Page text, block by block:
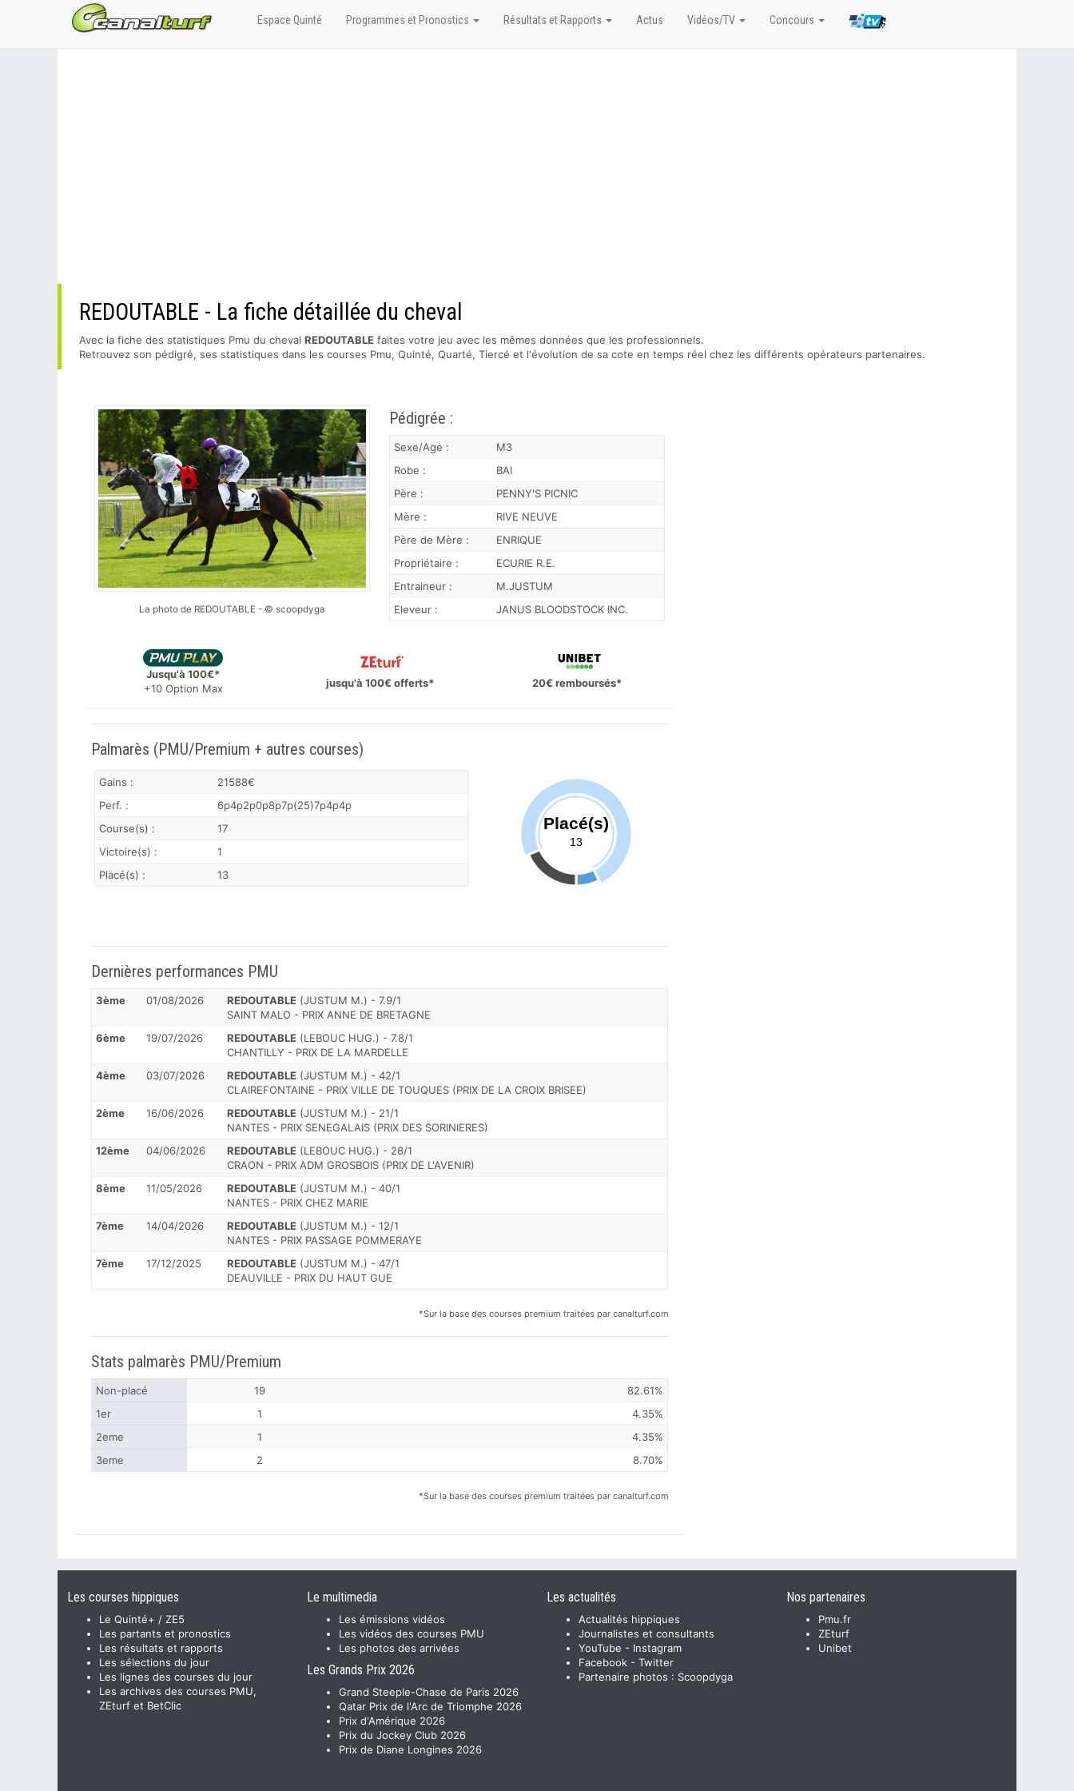
REDOUTABLE - La fiche détaillée du cheval
Avec la fiche des statistiques Pmu du cheval REDOUTABLE faites votre jeu avec les mêmes données que les professionnels.
Retrouvez son pédigré, ses statistiques dans les courses Pmu, Quinté, Quarté, Tiercé et l'évolution de sa cote en temps réel chez les différents opérateurs partenaires.
La photo de REDOUTABLE - © scoopdyga
Pédigrée :
Sexe/Age :
M3
Robe :
BAI
Père :
PENNY'S PICNIC
Mère :
RIVE NEUVE
Père de Mère :
ENRIQUE
Propriétaire :
ECURIE R.E.
Entraineur :
M.JUSTUM
Eleveur :
JANUS BLOODSTOCK INC.
Jusqu'à 100€*
+10 Option Max
jusqu'à 100€ offerts* 20€ remboursés*
Palmarès (PMU/Premium + autres courses)
Gains :
21588€
Perf. :
6p4p2p0p8p7p(25)7p4p4p
Course(s) :
17
Victoire(s) :
1
Placé(s) :
13
Placé(s)
13
Dernières performances PMU
3ème 01/08/2026 REDOUTABLE (JUSTUM M.) - 7.9/1
SAINT MALO - PRIX ANNE DE BRETAGNE
6ème
19/07/2026 REDOUTABLE (LEBOUC HUG.) - 7.8/1
CHANTILLY - PRIX DE LA MARDELLE
4ème
03/07/2026 REDOUTABLE (JUSTUM M.) - 42/1
CLAIREFONTAINE - PRIX VILLE DE TOUQUES (PRIX DE LA CROIX BRISEE)
2ème
16/06/2026 REDOUTABLE (JUSTUM M.) - 21/1
NANTES - PRIX SENEGALAIS (PRIX DES SORINIERES)
12ème
04/06/2026 REDOUTABLE (LEBOUC HUG.) - 28/1
CRAON - PRIX ADM GROSBOIS (PRIX DE L'AVENIR)
8ème
11/05/2026 REDOUTABLE (JUSTUM M.) - 40/1
NANTES - PRIX CHEZ MARIE
7ème
14/04/2026 REDOUTABLE (JUSTUM M.) - 12/1
NANTES - PRIX PASSAGE POMMERAYE
7ème
17/12/2025 REDOUTABLE (JUSTUM M.) - 47/1
DEAUVILLE - PRIX DU HAUT GUE
*Sur la base des courses premium traitées par canalturf.com
Stats palmarès PMU/Premium
Non-placé 19
82.61%
1er
1
4.35%
2eme
1
4.35%
3eme
2 8.70%
*Sur la base des courses premium traitées par canalturf.com
Espace Quinté Programmes et Pronostics Résultats et Rapports Actus Vidéos/TV Concours
Les courses hippiques
Le Quinté+ / ZE5
Les partants et pronostics
Les résultats et rapports
Les sélections du jour
Les lignes des courses du jour
Les archives des courses PMU,
ZEturf et BetClic
Le multimedia
Les émissions vidéos
Les vidéos des courses PMU
Les photos des arrivées
Les Grands Prix 2026
Grand Steeple-Chase de Paris 2026
Qatar Prix de l'Arc de Triomphe 2026
Prix d'Amérique 2026
Prix du Jockey Club 2026
Prix de Diane Longines 2026
Les actualités
Actualités hippiques
Journalistes et consultants
YouTube - Instagram
Facebook - Twitter
Partenaire photos : Scoopdyga
Nos partenaires
Pmu.fr
ZEturf
Unibet